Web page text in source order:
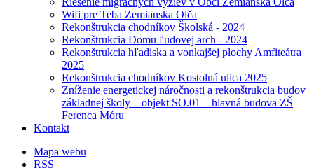
Wifi pre Teba Zemianska Olča
Rekonštrukcia chodníkov Školská - 2024
Rekonštrukcia Domu ľudovej arch - 2024
Rekonštrukcia hľadiska a vonkajšej plochy Amfiteátra
2025
Rekonštrukcia chodníkov Kostolná ulica 2025
Zníženie energetickej náročnosti a rekonštrukcia budov
základnej školy – objekt SO.01 – hlavná budova ZŠ
Ferenca Móru
Kontakt
Mapa webu
RSS